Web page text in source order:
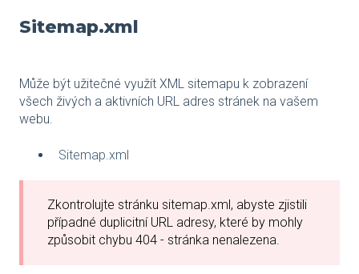
Sitemap.xml
Může být užitečné využít XML sitemapu k zobrazení
všech živých a aktivních URL adres stránek na vašem
webu.
Sitemap.xml
Zkontrolujte stránku sitemap.xml, abyste zjistili
případné duplicitní URL adresy, které by mohly
způsobit chybu 404 - stránka nenalezena.